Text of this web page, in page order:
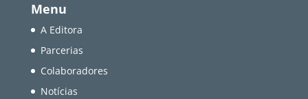
Menu
A Editora
Parcerias
Colaboradores
Notícias